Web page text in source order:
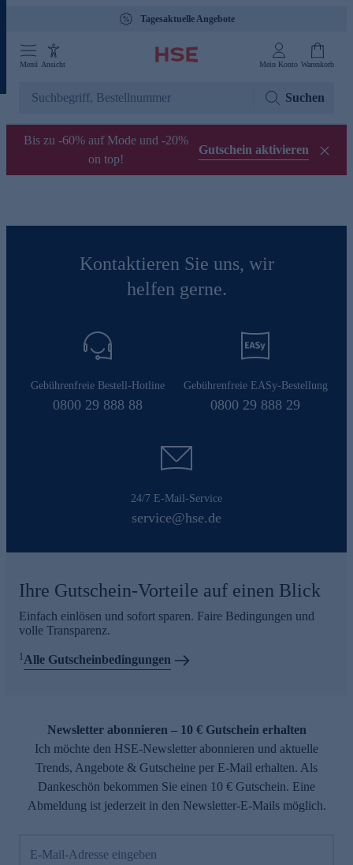
Tagesaktuelle Angebote
Menü Ansicht Mein Konto Warenkorb
Suchen
Bis zu -60% auf Mode und -20%
on top!
Gutschein aktivieren
Kontaktieren Sie uns, wir
helfen gerne.
Gebührenfreie Bestell-Hotline
0800 29 888 88
Gebührenfreie EASy-Bestellung
0800 29 888 29
24/7 E-Mail-Service
service@hse.de
Ihre Gutschein-Vorteile auf einen Blick
Einfach einlösen und sofort sparen. Faire Bedingungen und
volle Transparenz.
1Alle Gutscheinbedingungen
Newsletter abonnieren – 10 € Gutschein erhalten
Ich möchte den HSE-Newsletter abonnieren und aktuelle
Trends, Angebote & Gutscheine per E-Mail erhalten. Als
Dankeschön bekommen Sie einen 10 € Gutschein. Eine
Abmeldung ist jederzeit in den Newsletter-E-Mails möglich.
E-Mail-Adresse eingeben